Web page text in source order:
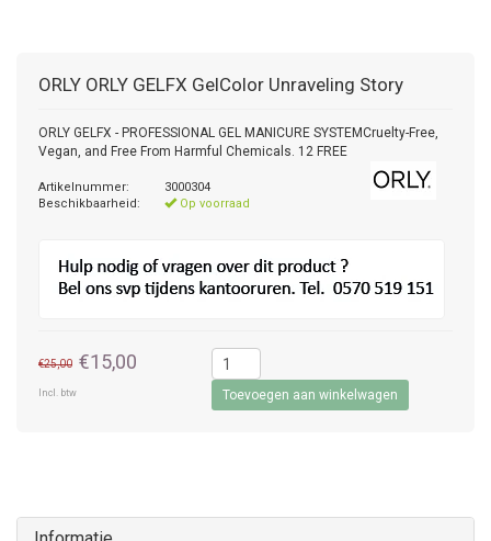
ORLY ORLY GELFX GelColor Unraveling Story
ORLY GELFX - PROFESSIONAL GEL MANICURE SYSTEMCruelty-Free,
Vegan, and Free From Harmful Chemicals. 12 FREE
Artikelnummer:
3000304
Beschikbaarheid:
Op voorraad
€25,00 €15,00
Incl. btw Toevoegen aan winkelwagen